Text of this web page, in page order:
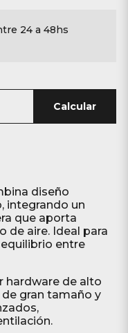
24 a 48hs
Calcular
diseño
integrando un
que aporta
de aire. Ideal para
entre
hardware de alto
gran tamaño y